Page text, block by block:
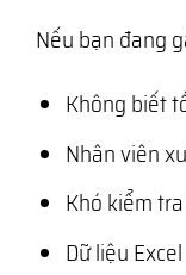
Nếu bạn đang
Không biết
Nhân viên
Khó kiểm
Dữ liệu